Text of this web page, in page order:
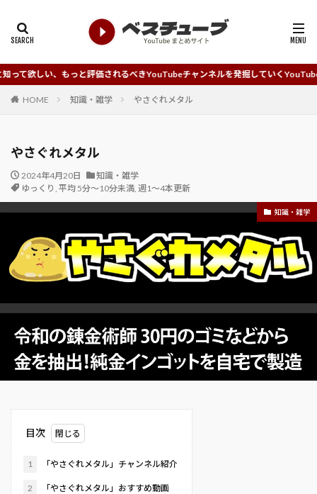
っと評価されるべきYouTubeチャンネルを発掘していくYouTubeチャンネルま
HOME 知識・雑学 やさぐれメタル
やさぐれメタル
2024年4月20日
知識・雑学
ゆっくり , 平均 5分～10分未満, 週1～4本更新
知識・雑学
目次
1 「やさぐれメタル」チャンネル紹介
2 「やさぐれメタル」おすすめ動画